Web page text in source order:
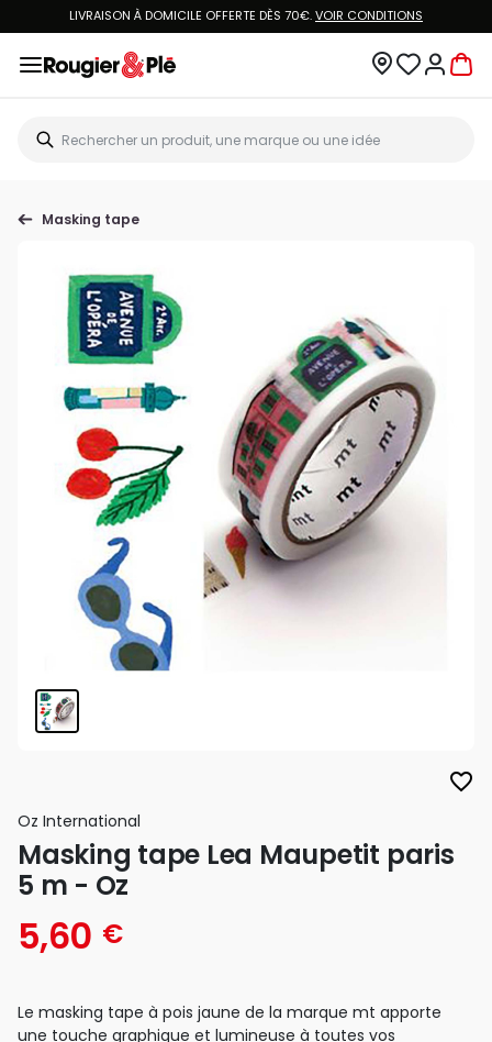
LIVRAISON À DOMICILE OFFERTE DÈS 70€.VOIR CONDITIONS
Masking tape
favorite_border
Oz International
Masking tape Lea Maupetit paris
5 m - Oz
5,60 €
Le masking tape à pois jaune de la marque mt apporte
une touche graphique et lumineuse à toutes vos